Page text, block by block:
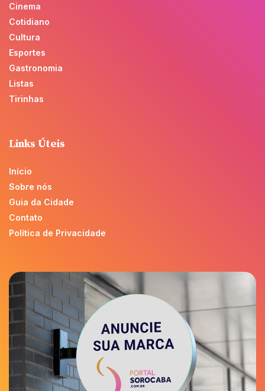
Cinema
Cotidiano
Cultura
Esportes
Gastronomia
Listas
Tirinhas
Links Úteis
Início
Sobre nós
Guia da Cidade
Contato
Política de Privacidade